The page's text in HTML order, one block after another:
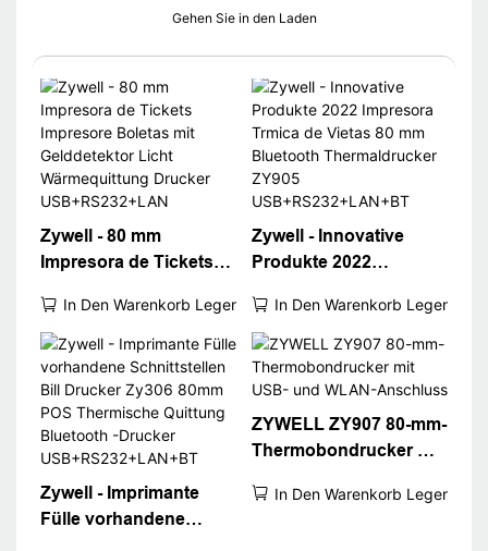
Gehen Sie in den Laden
Zywell - 80 mm
Impresora de Tickets
Gelddetektor Licht
Wärmequittung
Drucker
USB+RS232+LAN
In Den Warenkorb Legen
Zywell - Innovative
Produkte 2022
Vietas 80 mm Bluetooth
Thermaldrucker ZY905
USB+RS232+LAN+BT
In Den Warenkorb Legen
Zywell - Imprimante
Fülle vorhandene
ZYWELL ZY907 80-mm-
Thermobondrucker mit
Anschluss
In Den Warenkorb Legen